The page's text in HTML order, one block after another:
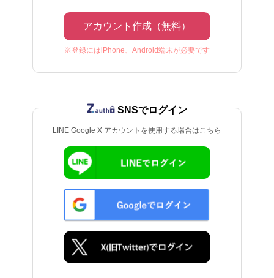
アカウント作成（無料）
※登録にはiPhone、Android端末が必要です
LINE Google X アカウントを使用する場合はこちら
SNSでログイン